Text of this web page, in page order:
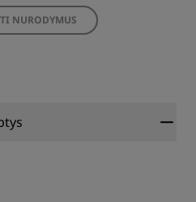
NURODYMUS